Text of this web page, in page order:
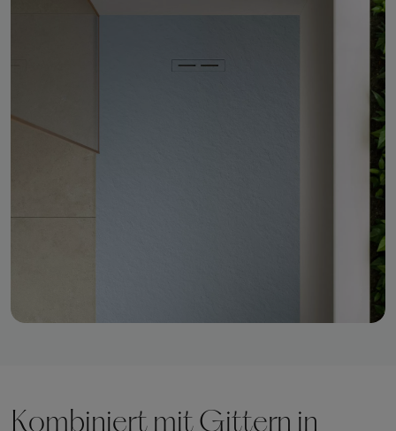
Kombiniert mit Gittern in